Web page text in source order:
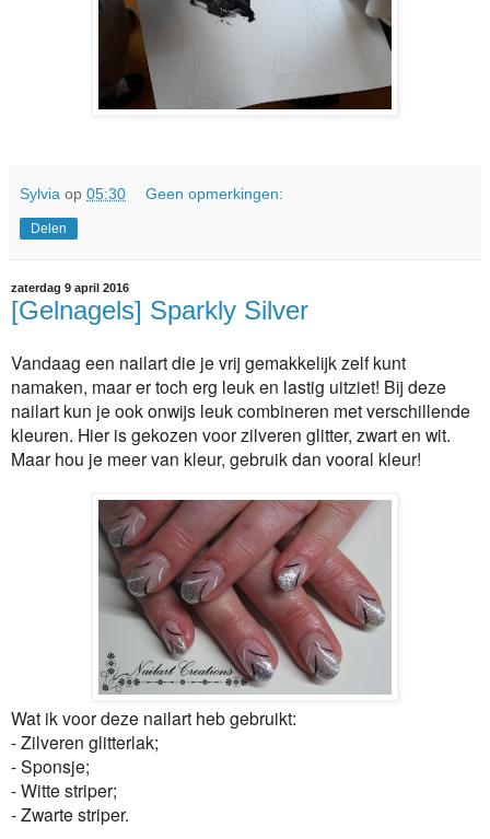
Sylvia op 05:30 Geen opmerkingen:
Delen
zaterdag 9 april 2016
[Gelnagels] Sparkly Silver
Vandaag een nailart die je vrij gemakkelijk zelf kunt
namaken, maar er toch erg leuk en lastig uitziet! Bij deze
nailart kun je ook onwijs leuk combineren met verschillende
kleuren. Hier is gekozen voor zilveren glitter, zwart en wit.
Maar hou je meer van kleur, gebruik dan vooral kleur!
Wat ik voor deze nailart heb gebruikt:
- Zilveren glitterlak;
- Sponsje;
- Witte striper;
- Zwarte striper.